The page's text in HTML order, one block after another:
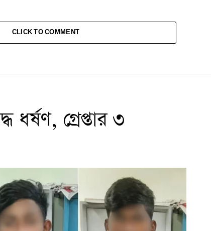
CLICK TO COMMENT
ধর্ষণ, গ্রেপ্তার ৩